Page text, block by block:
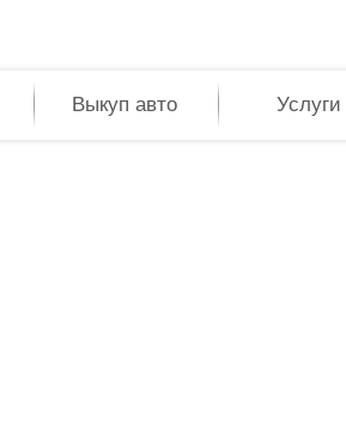
Выкуп авто Услуги